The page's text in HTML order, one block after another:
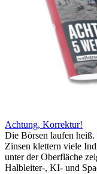
Achtung, Korrektur!
Die Börsen laufen
Zinsen klettern viele
unter der Oberfläche
Halbleiter-, KI- und